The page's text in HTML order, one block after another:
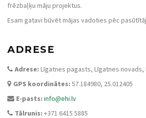
frēzbaļķu māju projektus.
Esam gatavi būvēt mājas vadoties pēc
ADRESE
Adrese: Līgatnes pagasts, Līgatnes novads,
GPS koordinātes: 57.184980, 25.012405
E-pasts: info@ehi.lv
Tālrunis: +371 6415 5885